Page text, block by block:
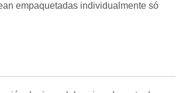
empaquetadas individualmente só